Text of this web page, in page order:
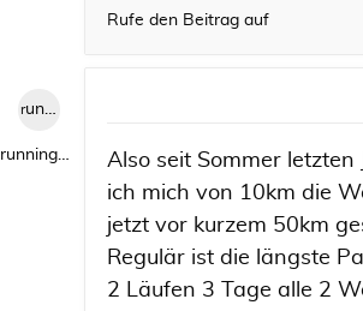
Rufe den Beitrag auf
runningwild1
runningwild1
Also seit Sommer letzten
ich mich von 10km die
jetzt vor kurzem 50km
Regulär ist die längste
2 Läufen 3 Tage alle 2